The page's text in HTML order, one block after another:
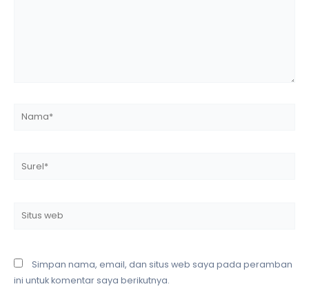
Nama*
Situs
Simpan nama, email, dan situs web saya pada peramban
ini untuk komentar saya berikutnya.